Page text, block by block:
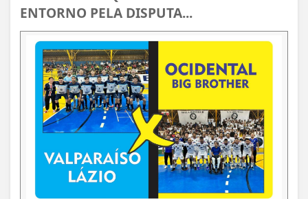
ENTORNO PELA DISPUTA...